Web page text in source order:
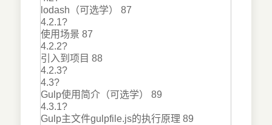
lodash（可选学） 87
4.2.1?
使用场景 87
4.2.2?
引入到项目 88
4.2.3?
4.3?
Gulp使用简介（可选学） 89
4.3.1?
Gulp主文件gulpfile.js的执行原理 89